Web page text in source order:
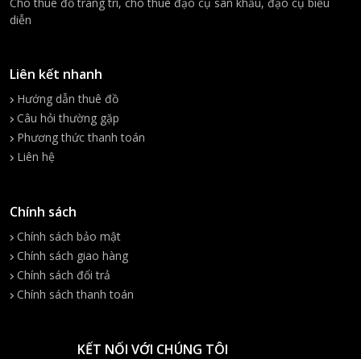
diễn
Liên kết nhanh
Hướng dẫn thuê đồ
Câu hỏi thường gặp
Phương thức thanh toán
Liên hệ
Chính sách
Chính sách bảo mật
Chính sách giao hàng
Chính sách đổi trả
Chính sách thanh toán
KẾT NỐI VỚI CHÚNG TÔI